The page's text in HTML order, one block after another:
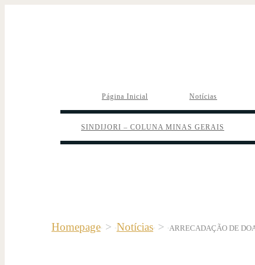
Página Inicial Notícias
SINDIJORI – COLUNA MINAS GERAIS
Homepage > Notícias > ARRECADAÇÃO DE